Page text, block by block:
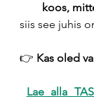
koos,
siis see juhis
👉 Kas oled
Lae alla